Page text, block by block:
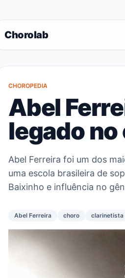
Chorolab
CHOROPEDIA
Abel
legado
Abel Ferreira foi um dos
uma escola brasileira de
Baixinho e influência no
Abel Ferreira choro clarinetista